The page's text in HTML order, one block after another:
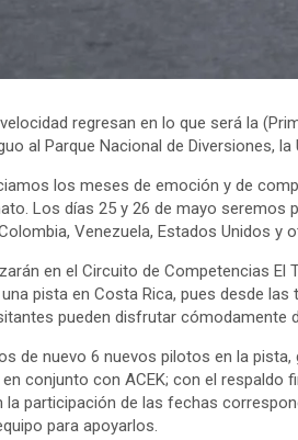
regresan en lo que será la
al Parque Nacional de Diversiones,
los meses de emoción y de
Los días 25 y 26 de mayo seremos
Venezuela, Estados Unidos y
en el Circuito de Competencias
pista en Costa Rica, pues desde
pueden disfrutar cómodamente
de nuevo 6 nuevos pilotos en la
conjunto con ACEK; con el
la participación de las fechas
para apoyarlos.